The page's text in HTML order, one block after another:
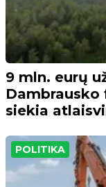
9 mln. eurų
siekia
POLITIKA